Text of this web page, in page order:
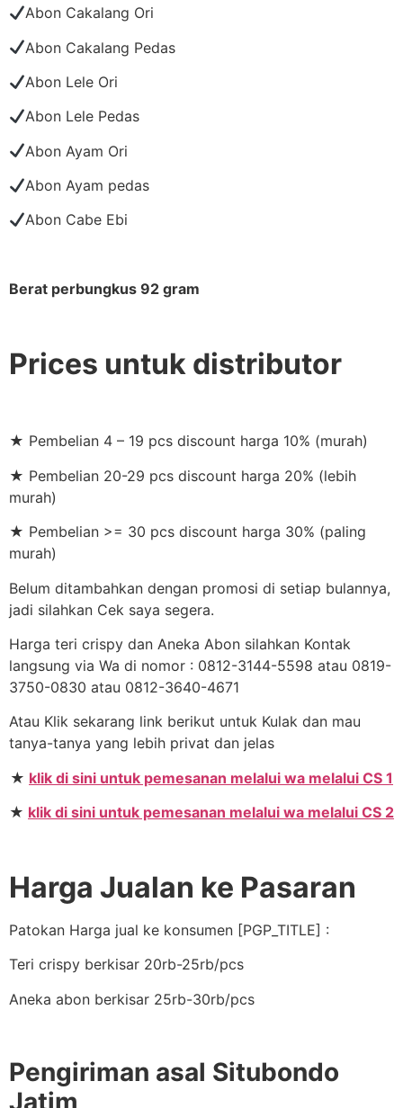
Abon Cakalang Ori
Abon Cakalang Pedas
Abon Lele Ori
Abon Lele Pedas
Abon Ayam Ori
Abon Ayam pedas
Abon Cabe Ebi
Berat perbungkus 92 gram
Prices untuk distributor
★ Pembelian 4 – 19 pcs discount harga 10% (murah)
★ Pembelian 20-29 pcs discount harga 20% (lebih
murah)
★ Pembelian >= 30 pcs discount harga 30% (paling
murah)
Belum ditambahkan dengan promosi di setiap bulannya,
jadi silahkan Cek saya segera.
Harga teri crispy dan Aneka Abon silahkan Kontak
langsung via Wa di nomor : 0812-3144-5598 atau 0819-
3750-0830 atau 0812-3640-4671
Atau Klik sekarang link berikut untuk Kulak dan mau
tanya-tanya yang lebih privat dan jelas
★ klik di sini untuk pemesanan melalui wa melalui CS 1
★ klik di sini untuk pemesanan melalui wa melalui CS 2
Harga Jualan ke Pasaran
Patokan Harga jual ke konsumen [PGP_TITLE] :
Teri crispy berkisar 20rb-25rb/pcs
Aneka abon berkisar 25rb-30rb/pcs
Pengiriman asal Situbondo
Jatim